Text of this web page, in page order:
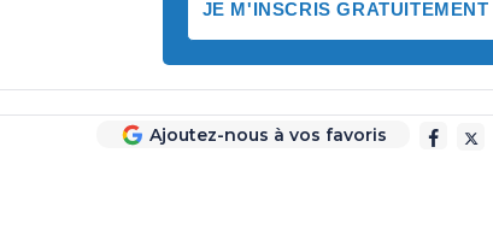
JE M'INSCRIS GRATUITEMENT
Ajoutez-nous à vos favoris